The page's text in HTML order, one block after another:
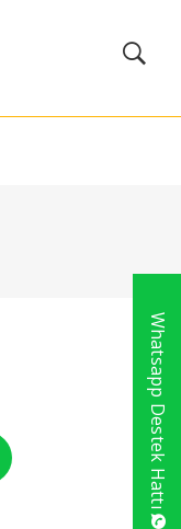
Whatsapp Destek Hattı